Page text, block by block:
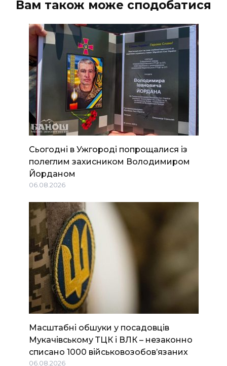
Вам також може сподобатися
Сьогодні в Ужгороді попрощалися із
полеглим захисником Володимиром
Йорданом
06.08.2026
Масштабні обшуки у посадовців
Мукачівському ТЦК і ВЛК – незаконно
списано 1000 військовозобов’язаних
06.08.2026